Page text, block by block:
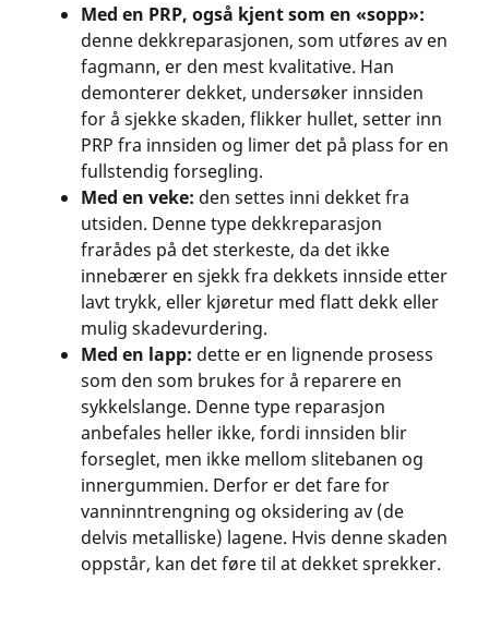
Med en PRP, også kjent som en «sopp»:
denne dekkreparasjonen, som utføres av en
fagmann, er den mest kvalitative. Han
demonterer dekket, undersøker innsiden
for å sjekke skaden, flikker hullet, setter inn
PRP fra innsiden og limer det på plass for en
fullstendig forsegling.
Med en veke: den settes inni dekket fra
utsiden. Denne type dekkreparasjon
frarådes på det sterkeste, da det ikke
innebærer en sjekk fra dekkets innside etter
lavt trykk, eller kjøretur med flatt dekk eller
mulig skadevurdering.
Med en lapp: dette er en lignende prosess
som den som brukes for å reparere en
sykkelslange. Denne type reparasjon
anbefales heller ikke, fordi innsiden blir
forseglet, men ikke mellom slitebanen og
innergummien. Derfor er det fare for
vanninntrengning og oksidering av (de
delvis metalliske) lagene. Hvis denne skaden
oppstår, kan det føre til at dekket sprekker.